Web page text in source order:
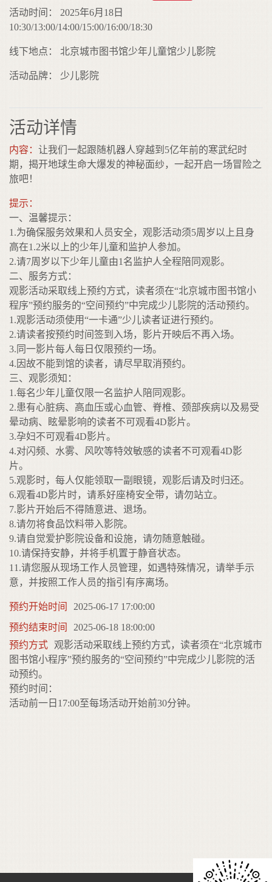
活动时间： 2025年6月18日
10:30/13:00/14:00/15:00/16:00/18:30
线下地点： 北京城市图书馆少年儿童馆少儿影院
活动品牌： 少儿影院
活动详情
内容： 让我们一起跟随机器人穿越到5亿年前的寒武纪时
期，揭开地球生命大爆发的神秘面纱，一起开启一场冒险之
旅吧！
提示：
一、温馨提示：
1.为确保服务效果和人员安全，观影活动须5周岁以上且身
高在1.2米以上的少年儿童和监护人参加。
2.请7周岁以下少年儿童由1名监护人全程陪同观影。
二、服务方式：
观影活动采取线上预约方式，读者须在“北京城市图书馆小
程序”预约服务的“空间预约”中完成少儿影院的活动预约。
1.观影活动须使用“一卡通”少儿读者证进行预约。
2.请读者按预约时间签到入场，影片开映后不再入场。
3.同一影片每人每日仅限预约一场。
4.因故不能到馆的读者，请尽早取消预约。
三、观影须知：
1.每名少年儿童仅限一名监护人陪同观影。
2.患有心脏病、高血压或心血管、脊椎、颈部疾病以及易受
晕动病、眩晕影响的读者不可观看4D影片。
3.孕妇不可观看4D影片。
4.对闪频、水雾、风吹等特效敏感的读者不可观看4D影
片。
5.观影时，每人仅能领取一副眼镜，观影后请及时归还。
6.观看4D影片时，请系好座椅安全带，请勿站立。
7.影片开始后不得随意进、退场。
8.请勿将食品饮料带入影院。
9.请自觉爱护影院设备和设施，请勿随意触碰。
10.请保持安静，并将手机置于静音状态。
11.请您服从现场工作人员管理，如遇特殊情况，请举手示
意，并按照工作人员的指引有序离场。
预约开始时间
2025-06-17 17:00:00
预约结束时间
2025-06-18 18:00:00
预约方式 观影活动采取线上预约方式，读者须在“北京城市
图书馆小程序”预约服务的“空间预约”中完成少儿影院的活
动预约。
预约时间：
活动前一日17:00至每场活动开始前30分钟。